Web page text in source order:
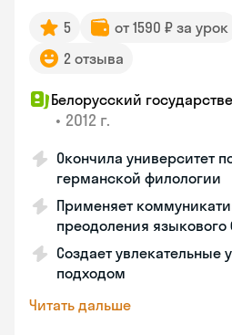
5 от 1590 ₽ за урок
2 отзыва
Белорусский
• 2012 г.
Окончила университет
германской филологии
Применяет
преодоления языкового
Создает увлекательные
подходом
Читать дальше